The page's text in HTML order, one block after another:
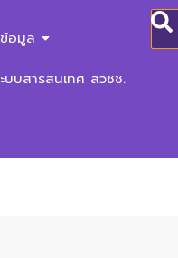
อมูล
บบสารสนเทศ สวชช.